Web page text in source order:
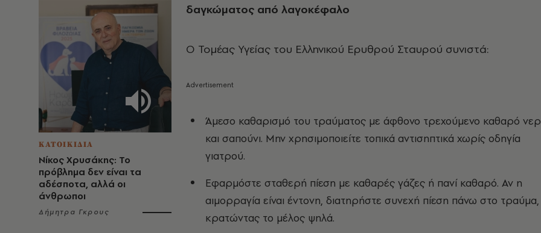
ΚΑΤΟΙΚΙΔΙΑ
Νίκος Χρυσάκης: Το
πρόβλημα δεν είναι τα
αδέσποτα, αλλά οι
άνθρωποι
Δήμητρα Γκρους
δαγκώματος από λαγοκέφαλο
Ο Τομέας Υγείας του Ελληνικού Ερυθρού Σταυρού συνιστά:
Άμεσο καθαρισμό του τραύματος με άφθονο τρεχούμενο καθαρό
και σαπούνι. Μην χρησιμοποιείτε τοπικά αντισηπτικά χωρίς οδηγία
γιατρού.
Εφαρμόστε σταθερή πίεση με καθαρές γάζες ή πανί καθαρό. Αν η
αιμορραγία είναι έντονη, διατηρήστε συνεχή πίεση πάνω στο τραύμα,
κρατώντας το μέλος ψηλά.